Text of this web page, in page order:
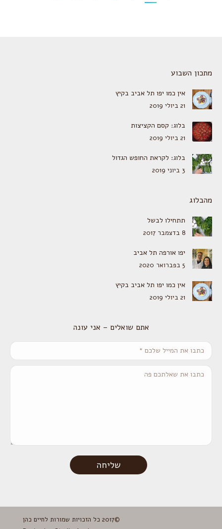
מתכון השבוע
אין כמו יפו תל אביב בקיץ
21 ביולי 2019
בלוג: קסם הקציצות
21 ביולי 2019
בלוג: לקראת החופש הגדול
3 ביוני 2019
מהבלוג
תתחילו לבשל
8 בדצמבר 2017
יפו אורפה תל אביב
5 בפברואר 2020
אין כמו יפו תל אביב בקיץ
21 ביולי 2019
אתם שואלים – אני עונה
כתבו את המייל שלכם *
כתבו את שאלתכם פה
שליחה
©2017 כל הזכויות שמורות לחיים כהן